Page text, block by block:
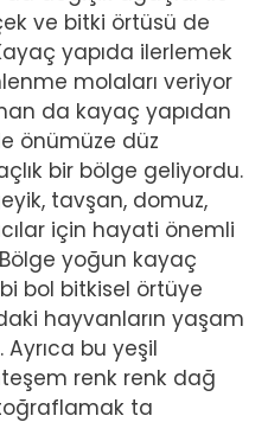
ve bitki örtüsü de
yapıda ilerlemek
molaları veriyor
da kayaç yapıdan
önümüze düz
bir bölge geliyordu.
tavşan, domuz,
için hayati önemli
yoğun kayaç
bol bitkisel örtüye
hayvanların yaşam
Ayrıca bu yeşil
renk renk dağ
ta